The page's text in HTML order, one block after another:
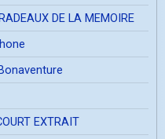
DE LA MEMOIRE
EXTRAIT